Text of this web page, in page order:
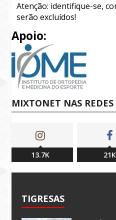
Atenção: identifique-se,
serão excluídos!
Apoio:
MIXTONET NAS REDES
13.7K 21K
TIGRESAS